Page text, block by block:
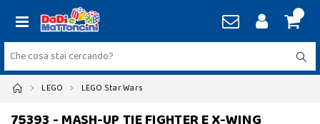
LEGO LEGO Star Wars